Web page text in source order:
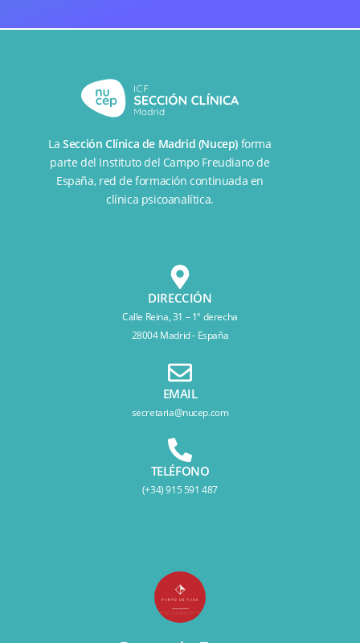
LaSección Clínica de Madrid (Nucep) forma
parte del Instituto del Campo Freudiano de
España, red de formación continuada en
clínica psicoanalítica.
DIRECCIÓN
Calle Reina, 31 – 1º derecha
28004 Madrid - España
EMAIL
secretaria@nucep.com
TELÉFONO
(+34) 915 591 487